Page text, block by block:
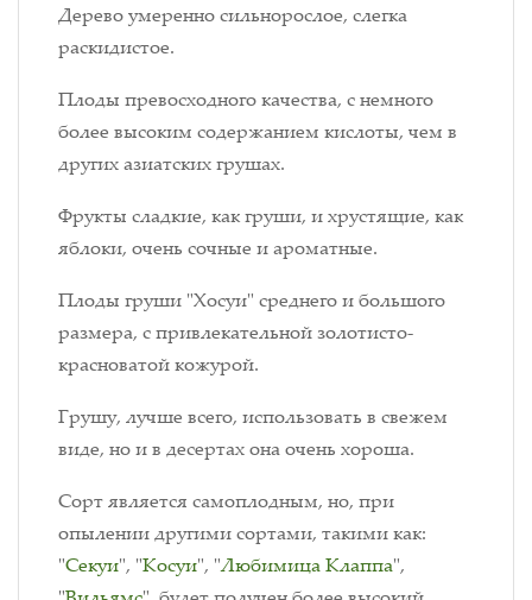
Дерево умеренно сильнорослое, слегка
раскидистое.
Плоды превосходного качества, с немного
более высоким содержанием кислоты, чем в
других азиатских грушах.
Фрукты сладкие, как груши, и хрустящие, как
яблоки, очень сочные и ароматные.
Плоды груши "Хосуи" среднего и большого
размера, с привлекательной золотисто-
красноватой кожурой.
Грушу, лучше всего, использовать в свежем
виде, но и в десертах она очень хороша.
Сорт является самоплодным, но, при
опылении другими сортами, такими как:
"Секуи", "Косуи", "Любимица Клаппа",